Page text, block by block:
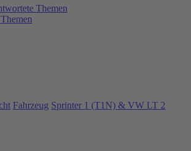
Themen
Fahrzeug Sprinter 1 (T1N) & VW LT 2